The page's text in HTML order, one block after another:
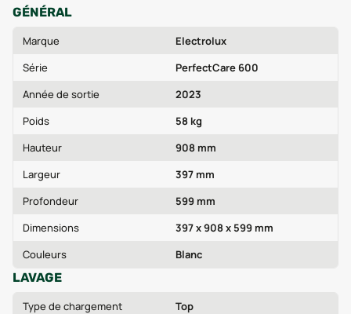
GÉNÉRAL
Marque
Electrolux
Série
PerfectCare 600
Année de sortie
2023
Poids
58 kg
Hauteur
908 mm
Largeur
397 mm
Profondeur
599 mm
Dimensions
397 x 908 x 599 mm
Couleurs
Blanc
LAVAGE
Type de chargement
Top